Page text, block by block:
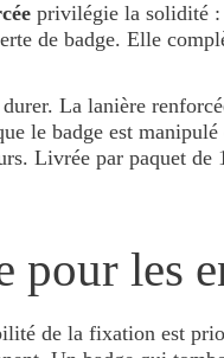
privilégie la solidité :
de badge. Elle
La lanière
le badge est
Livrée par paquet
pour les
de la fixation est